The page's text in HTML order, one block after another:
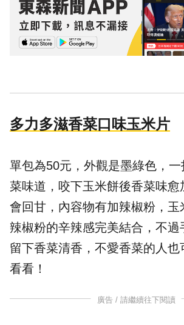
多力多滋香菜口味玉米片
單包為50元，外觀是墨綠色，
菜味道，咬下玉米餅後香菜味愈
會回甘，內容物有加辣椒粉，玉
辣椒粉的辛辣感完美結合，不過
留下香菜清香，不愛香菜的人也
看看！
廣告 / 請繼續往下閱讀